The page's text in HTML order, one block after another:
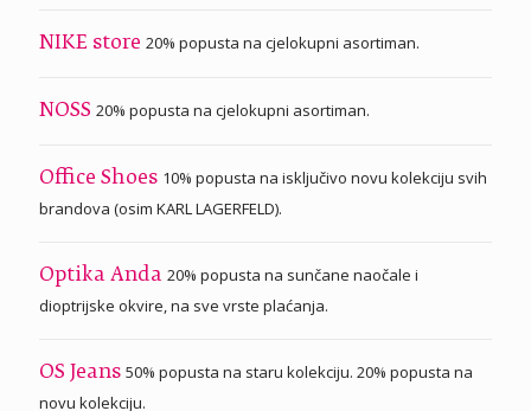
NIKE store 20% popusta na cjelokupni asortiman.
NOSS 20% popusta na cjelokupni asortiman.
Office Shoes 10% popusta na isključivo novu kolekciju svih
brandova (osim KARL LAGERFELD).
Optika Anda 20% popusta na sunčane naočale i
dioptrijske okvire, na sve vrste plaćanja.
OS Jeans 50% popusta na staru kolekciju. 20% popusta na
novu kolekciju.